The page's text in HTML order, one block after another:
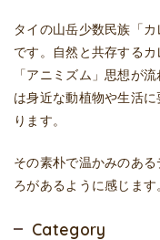
タイの山岳少数民族「
です。自然と共存する
「アニミズム」思想が
は身近な動植物や生活
ります。
その素朴で温かみのあ
ろがあるように感じます
Category